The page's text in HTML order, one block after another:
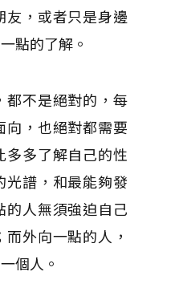
，或者只是身邊
點的了解。
都不是絕對的，每
，也絕對都需要
多多了解自己的性
光譜，和最能夠發
人無須強迫自己
外向一點的人，
個人。